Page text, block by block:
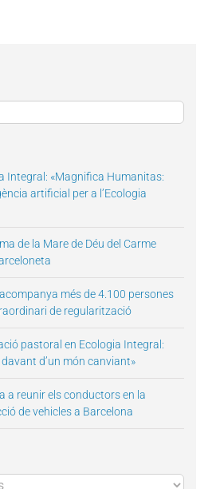
Integral: «Magnifica Humanitas:
artificial per a l’Ecologia
de la Mare de Déu del Carme
més de 4.100 persones
de regularització
pastoral en Ecologia Integral:
davant d’un món canviant»
a reunir els conductors en la
de vehicles a Barcelona